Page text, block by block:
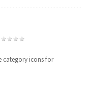
category icons for